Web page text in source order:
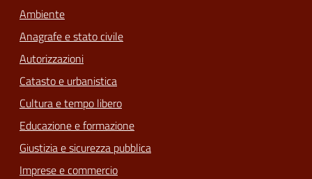
Ambiente
Anagrafe e stato civile
Autorizzazioni
Catasto e urbanistica
Cultura e tempo libero
Educazione e formazione
Giustizia e sicurezza pubblica
Imprese e commercio